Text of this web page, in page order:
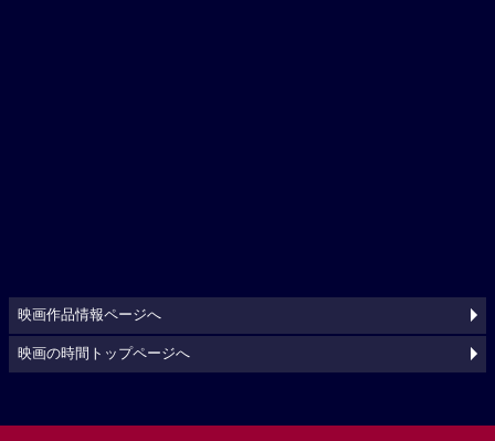
映画作品情報ページへ
映画の時間トップページへ